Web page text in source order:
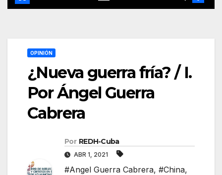
OPINIÓN
¿Nueva guerra fría? / I.
Por Ángel Guerra
Cabrera
Por REDH-Cuba
ABR 1, 2021
#Angel Guerra Cabrera, #China,